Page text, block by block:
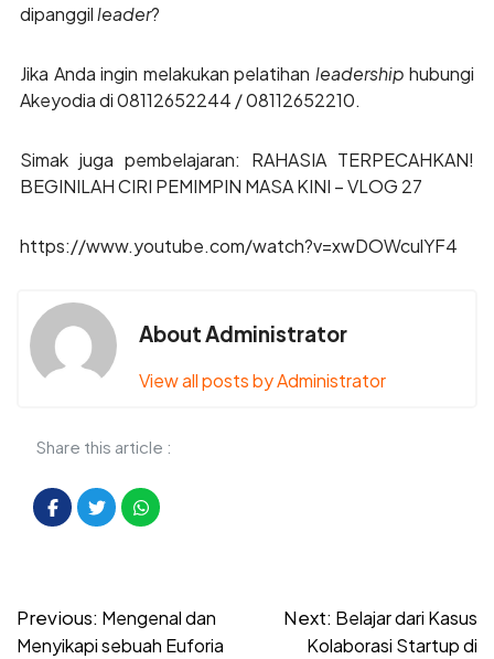
dipanggilleader?
Jika Anda ingin melakukan pelatihan leadership hubungi
Akeyodia di 08112652244 / 08112652210.
Simak juga pembelajaran: RAHASIA TERPECAHKAN!
BEGINILAH CIRI PEMIMPIN MASA KINI – VLOG 27
https://www.youtube.com/watch?v=xwDOWculYF4
About Administrator
View all posts by Administrator
Share this article :
navigation
Previous: Mengenal dan
Menyikapi sebuah Euforia
Next: Belajar dari Kasus
Kolaborasi Startup di